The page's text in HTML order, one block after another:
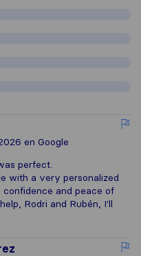
en Google
perfect.
with a very personalized
and peace of
Rodri and Rubén, I'll